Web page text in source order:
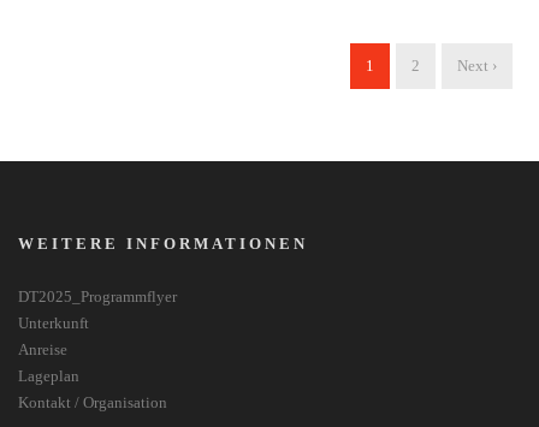
1 2 Next ›
WEITERE INFORMATIONEN
DT2025_Programmflyer
Unterkunft
Anreise
Lageplan
Kontakt / Organisation